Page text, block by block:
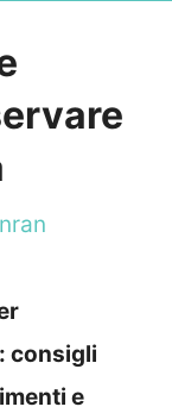
consigli
e